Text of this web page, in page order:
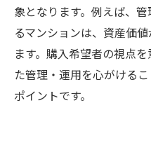
象となります。例えば、
るマンションは、資産価
ます。購入希望者の視点
た管理・運用を心がける
ポイントです。